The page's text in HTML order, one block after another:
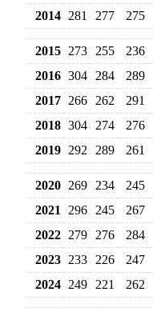
2014 281 277 275
2015 273 255 236
2016 304 284 289
2017 266 262 291
2018 304 274 276
2019 292 289 261
2020 269 234 245
2021
296 245 267
2022 279 276 284
2023 233 226 247
2024 249 221 262